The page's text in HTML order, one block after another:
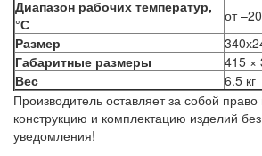
Диапазон рабочих температур,
°С
от
Размер
Габаритные размеры
415 ×
Вес
6.5 кг
Производитель оставляет за собой
конструкцию и комплектацию изделий
уведомления!